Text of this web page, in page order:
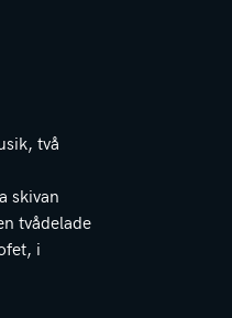
två
skivan
tvådelade
i